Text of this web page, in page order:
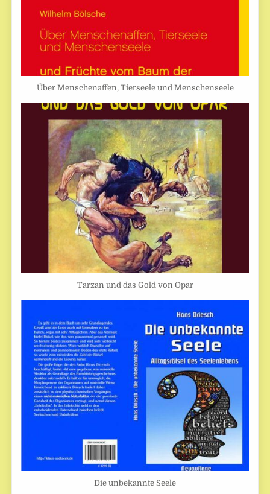
Über Menschenaffen, Tierseele und Menschenseele
Tarzan und das Gold von Opar
Die unbekannte Seele